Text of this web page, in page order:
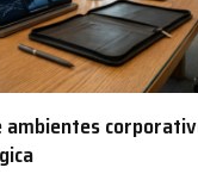
ambientes